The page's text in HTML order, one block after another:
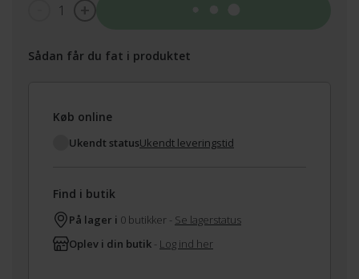
1
Sådan får du fat i produktet
Køb online
Ukendt statusUkendt leveringstid
Find i butik
På lager i 0 butikker - Se lagerstatus
Oplev i din butik - Log ind her